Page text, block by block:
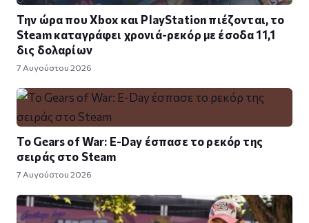
Την ώρα που Xbox και PlayStation πιέζονται, το
Steam καταγράφει χρονιά-ρεκόρ με έσοδα 11,1
δις δολαρίων
7 Αυγούστου 2026
Το Gears of War: E-Day έσπασε το ρεκόρ της
σειράς στο Steam
7 Αυγούστου 2026